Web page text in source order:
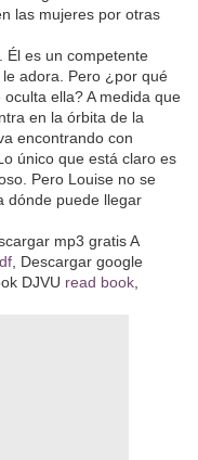
las mujeres por otras
Él es un competente
adora. Pero ¿por qué
ella? A medida que
en la órbita de la
encontrando con
único que está claro es
Pero Louise no se
dónde puede llegar
mp3 gratis A
, Descargar google
DJVU read book,